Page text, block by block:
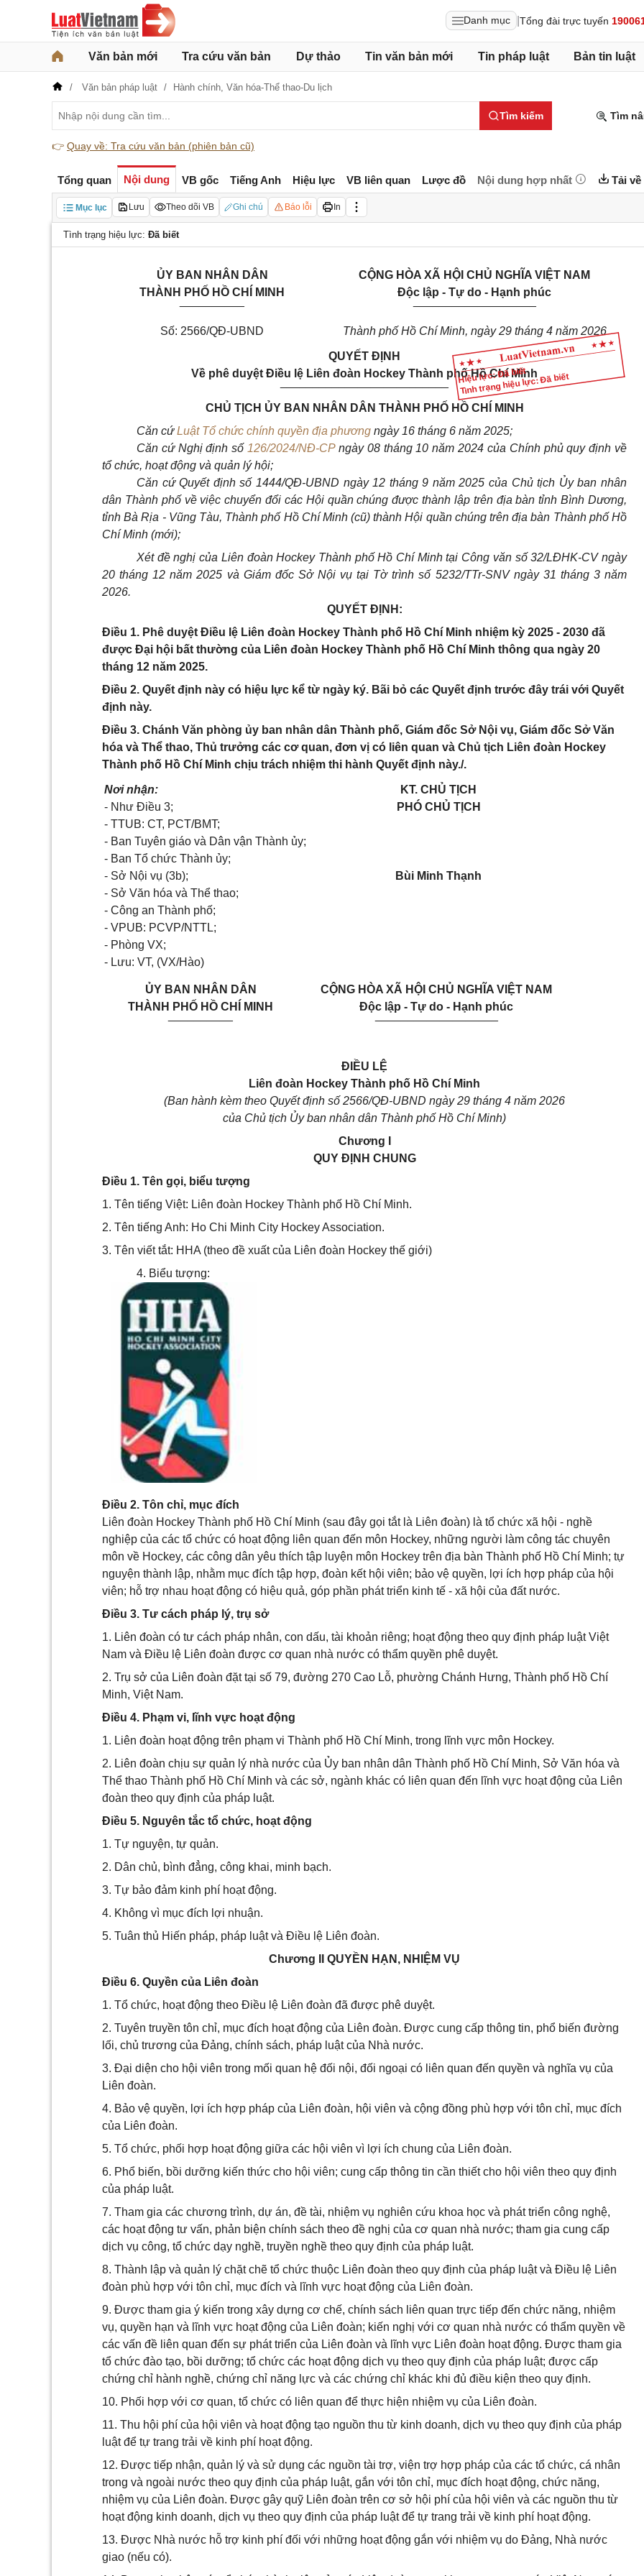
Danh mục Tổng đài trực tuyến
Văn bản mới Tra cứu văn bản Dự thảo Tin văn bản mới Tin pháp luật Bản tin luật
Văn bản pháp luật Hành chính, Văn hóa-Thể thao-Du lịch
Tìm kiếm Tìm
👉 Quay về: Tra cứu văn bản (phiên bản cũ)
Tổng quan Nội dung VB gốc Tiếng Anh Hiệu lực VB liên quan Lược đồ Nội dung hợp nhất Tải về
Mục lục Lưu Theo dõi VB Ghi chú Báo lỗi In
Tình trạng hiệu lực: Đã biết
Hiệu lực: Đã biết
Tình trạng hiệu lực: Đã biết
ỦY BAN NHÂN DÂN
THÀNH PHỐ HỒ CHÍ MINH
CỘNG HÒA XÃ HỘI CHỦ NGHĨA VIỆT NAM
Độc lập - Tự do - Hạnh phúc
___________________
Số: 2566/QĐ-UBND Thành phố Hồ Chí Minh, ngày 29 tháng 4 năm 2026
QUYẾT ĐỊNH
Về phê duyệt Điều lệ Liên đoàn Hockey Thành phố Hồ Chí Minh
__________________________
CHỦ TỊCH ỦY BAN NHÂN DÂN THÀNH PHỐ HỒ CHÍ MINH
Căn cứLuật Tổ chức chính quyền địa phương ngày 16 tháng 6 năm 2025;
Căn cứ Nghị định số 126/2024/NĐ-CPngày 08 tháng 10 năm 2024 của Chính phủ quy định về
tổ chức, hoạt động và quản lý hội;
Căn cứ Quyết định số 1444/QĐ-UBND ngày 12 tháng 9 năm 2025 của Chủ tịch Ủy ban nhân
dân Thành phố về việc chuyển đổi các Hội quần chúng được thành lập trên địa bàn tỉnh Bình Dương,
tỉnh Bà Rịa - Vũng Tàu, Thành phố Hồ Chí Minh (cũ) thành Hội quần chúng trên địa bàn Thành phốHồ
Chí Minh (mới);
Xét đề nghị của Liên đoàn Hockey Thành phố Hồ Chí Minh tại Công văn số32/LĐHK-CV ngày
20 tháng 12 năm 2025 và Giám đốc Sở Nội vụ tại Tờ trình số 5232/TTr-SNV ngày 31 tháng 3 năm
2026.
QUYẾT ĐỊNH:
Điều 1. Phê duyệt Điều lệ Liên đoàn Hockey Thành phố Hồ Chí Minh nhiệm kỳ 2025 - 2030 đã
được Đại hội bất thường của Liên đoàn Hockey Thành phố Hồ Chí Minh thông qua ngày 20
tháng 12 năm 2025.
Điều 2. Quyết định này có hiệu lực kể từ ngày ký. Bãi bỏ các Quyết định trước đây trái với Quyết
định này.
Điều 3. Chánh Văn phòng ủy ban nhân dân Thành phố, Giám đốc Sở Nội vụ, Giám đốc Sở Văn
hóa và Thể thao, Thủ trưởng các cơ quan, đơn vị có liên quan và Chủ tịch Liên đoàn Hockey
Thành phố Hồ Chí Minh chịu trách nhiệm thi hành Quyết định này./.
Nơi nhận:
- Như Điều 3;
- TTUB: CT, PCT/BMT;
- Ban Tuyên giáo và Dân vận Thành ủy;
- Ban Tổ chức Thành ủy;
- Sở Nội vụ (3b);
- Sở Văn hóa và Thể thao;
- Công an Thành phố;
- VPUB: PCVP/NTTL;
- Phòng VX;
- Lưu: VT, (VX/Hào)
KT. CHỦ TỊCH
PHÓ CHỦ TỊCH
Bùi Minh Thạnh
ỦY BAN NHÂN DÂN
THÀNH PHỐ HỒ CHÍ MINH
CỘNG HÒA XÃ HỘI CHỦ NGHĨA VIỆT NAM
Độc lập - Tự do - Hạnh phúc
___________________
ĐIỀU LỆ
Liên đoàn Hockey Thành phố Hồ Chí Minh
(Ban hành kèm theo Quyết định số 2566/QĐ-UBND ngày 29 tháng 4 năm 2026
của Chủ tịch Ủy ban nhân dân Thành phố Hồ Chí Minh)
Chương I
QUY ĐỊNH CHUNG
Điều 1. Tên gọi, biểu tượng
1. Tên tiếng Việt: Liên đoàn Hockey Thành phố Hồ Chí Minh.
2. Tên tiếng Anh: Ho Chi Minh City Hockey Association.
3. Tên viết tắt: HHA (theo đề xuất của Liên đoàn Hockey thế giới)
4. Biểu tượng:
Điều 2. Tôn chỉ, mục đích
Liên đoàn Hockey Thành phố Hồ Chí Minh (sau đây gọi tắt là Liên đoàn) là tổ chức xã hội - nghề
nghiệp của các tổ chức có hoạt động liên quan đến môn Hockey, những người làm công tác chuyên
môn về Hockey, các công dân yêu thích tập luyện môn Hockey trên địa bàn Thành phố Hồ Chí Minh; tự
nguyện thành lập, nhằm mục đích tập hợp, đoàn kết hội viên; bảo vệ quyền, lợi ích hợp pháp của hội
viên; hỗ trợ nhau hoạt động có hiệu quả, góp phần phát triển kinh tế - xã hội của đất nước.
Điều 3. Tư cách pháp lý, trụ sở
1. Liên đoàn có tư cách pháp nhân, con dấu, tài khoản riêng; hoạt động theo quy định pháp luật Việt
Nam và Điều lệ Liên đoàn được cơ quan nhà nước có thẩm quyền phê duyệt.
2. Trụ sở của Liên đoàn đặt tại số 79, đường 270 Cao Lỗ, phường Chánh Hưng, Thành phố Hồ Chí
Minh, Việt Nam.
Điều 4. Phạm vi, lĩnh vực hoạt động
1. Liên đoàn hoạt động trên phạm vi Thành phố Hồ Chí Minh, trong lĩnh vực môn Hockey.
2. Liên đoàn chịu sự quản lý nhà nước của Ủy ban nhân dân Thành phố Hồ Chí Minh, Sở Văn hóa và
Thể thao Thành phố Hồ Chí Minh và các sở, ngành khác có liên quan đến lĩnh vực hoạt động của Liên
đoàn theo quy định của pháp luật.
Điều 5. Nguyên tắc tổ chức, hoạt động
1. Tự nguyện, tự quản.
2. Dân chủ, bình đẳng, công khai, minh bạch.
3. Tự bảo đảm kinh phí hoạt động.
4. Không vì mục đích lợi nhuận.
5. Tuân thủ Hiến pháp, pháp luật và Điều lệ Liên đoàn.
Chương II QUYỀN HẠN, NHIỆM VỤ
Điều 6. Quyền của Liên đoàn
1. Tổ chức, hoạt động theo Điều lệ Liên đoàn đã được phê duyệt.
2. Tuyên truyền tôn chỉ, mục đích hoạt động của Liên đoàn. Được cung cấp thông tin, phổ biến đường
lối, chủ trương của Đảng, chính sách, pháp luật của Nhà nước.
3. Đại diện cho hội viên trong mối quan hệ đối nội, đối ngoại có liên quan đến quyền và nghĩa vụ của
Liên đoàn.
4. Bảo vệ quyền, lợi ích hợp pháp của Liên đoàn, hội viên và cộng đồng phù hợp với tôn chỉ, mục đích
của Liên đoàn.
5. Tổ chức, phối hợp hoạt động giữa các hội viên vì lợi ích chung của Liên đoàn.
6. Phổ biến, bồi dưỡng kiến thức cho hội viên; cung cấp thông tin cần thiết cho hội viên theo quy định
của pháp luật.
7. Tham gia các chương trình, dự án, đề tài, nhiệm vụ nghiên cứu khoa học và phát triển công nghệ,
các hoạt động tư vấn, phản biện chính sách theo đề nghị của cơ quan nhà nước; tham gia cung cấp
dịch vụ công, tổ chức dạy nghề, truyền nghề theo quy định của pháp luật.
8. Thành lập và quản lý chặt chẽ tổ chức thuộc Liên đoàn theo quy định của pháp luật và Điều lệ Liên
đoàn phù hợp với tôn chỉ, mục đích và lĩnh vực hoạt động của Liên đoàn.
9. Được tham gia ý kiến trong xây dựng cơ chế, chính sách liên quan trực tiếp đến chức năng, nhiệm
vụ, quyền hạn và lĩnh vực hoạt động của Liên đoàn; kiến nghị với cơ quan nhà nước có thẩm quyền về
các vấn đề liên quan đến sự phát triển của Liên đoàn và lĩnh vực Liên đoàn hoạt động. Được tham gia
tổ chức đào tạo, bồi dưỡng; tổ chức các hoạt động dịch vụ theo quy định của pháp luật; được cấp
chứng chỉ hành nghề, chứng chỉ năng lực và các chứng chỉ khác khi đủ điều kiện theo quy định.
10. Phối hợp với cơ quan, tổ chức có liên quan để thực hiện nhiệm vụ của Liên đoàn.
11. Thu hội phí của hội viên và hoạt động tạo nguồn thu từ kinh doanh, dịch vụ theo quy định của pháp
luật để tự trang trải về kinh phí hoạt động.
12. Được tiếp nhận, quản lý và sử dụng các nguồn tài trợ, viện trợ hợp pháp của các tổ chức, cá nhân
trong và ngoài nước theo quy định của pháp luật, gắn với tôn chỉ, mục đích hoạt động, chức năng,
nhiệm vụ của Liên đoàn. Được gây quỹ Liên đoàn trên cơ sở hội phí của hội viên và các nguồn thu từ
hoạt động kinh doanh, dịch vụ theo quy định của pháp luật để tự trang trải về kinh phí hoạt động.
13. Được Nhà nước hỗ trợ kinh phí đối với những hoạt động gắn với nhiệm vụ do Đảng, Nhà nước
giao (nếu có).